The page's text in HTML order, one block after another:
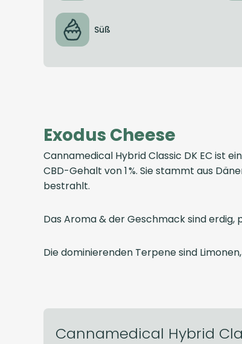
Süß
Exodus Cheese
Cannamedical Hybrid Classic DK EC ist
CBD-Gehalt von 1 %. Sie stammt aus
bestrahlt.
Das Aroma & der Geschmack sind erdig,
Die dominierenden Terpene sind
Cannamedical Hybrid